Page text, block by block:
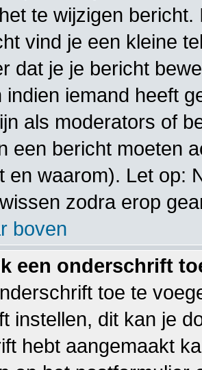
te wijzigen
vind je een kleine
dat je je bericht
indien iemand heeft
als moderators of
een bericht moeten
en waarom). Let op:
zodra erop
boven
een onderschrift
toe te
instellen, dit kan je
hebt aangemaakt